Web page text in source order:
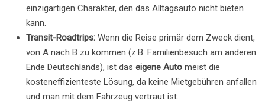
einzigartigen Charakter, den das Alltagsauto nicht bieten
kann.
Transit-Roadtrips: Wenn die Reise primär dem Zweck dient,
von A nach B zu kommen (z.B. Familienbesuch am anderen
Ende Deutschlands), ist das eigene Auto meist die
kosteneffizienteste Lösung, da keine Mietgebühren anfallen
und man mit dem Fahrzeug vertraut ist.